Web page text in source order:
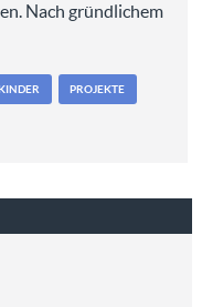
Nach gründlichem
PROJEKTE